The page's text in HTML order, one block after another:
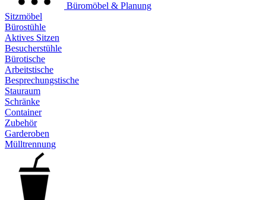
Büromöbel & Planung
Sitzmöbel
Bürostühle
Aktives Sitzen
Besucherstühle
Bürotische
Arbeitstische
Besprechungstische
Stauraum
Schränke
Container
Zubehör
Garderoben
Mülltrennung